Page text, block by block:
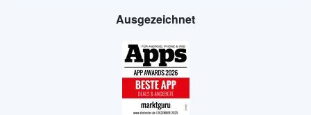
Ausgezeichnet